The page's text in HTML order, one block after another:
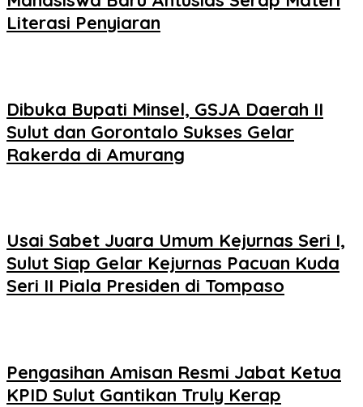
Literasi Penyiaran
Dibuka Bupati Minsel, GSJA Daerah II
Sulut dan Gorontalo Sukses Gelar
Rakerda di Amurang
Usai Sabet Juara Umum Kejurnas Seri I,
Sulut Siap Gelar Kejurnas Pacuan Kuda
Seri II Piala Presiden di Tompaso
Pengasihan Amisan Resmi Jabat Ketua
KPID Sulut Gantikan Truly Kerap